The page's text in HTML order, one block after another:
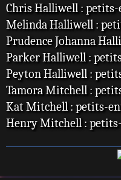
Chris Halliwell :
Melinda Halliwell :
Prudence Johanna
Parker Halliwell :
Peyton Halliwell :
Tamora Mitchell :
Kat Mitchell : petits-
Henry Mitchell :